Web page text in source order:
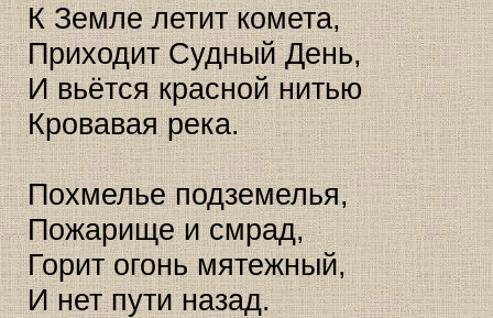
К Земле летит комета,
Приходит Судный День,
И вьётся красной нитью
Кровавая река.
Похмелье подземелья,
Пожарище и смрад,
Горит огонь мятежный,
И нет пути назад.